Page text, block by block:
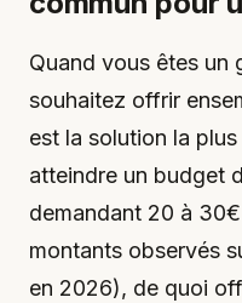
Quand vous êtes un
souhaitez offrir
est la solution la
atteindre un budget
demandant 20 à
montants observés
en 2026), de quoi